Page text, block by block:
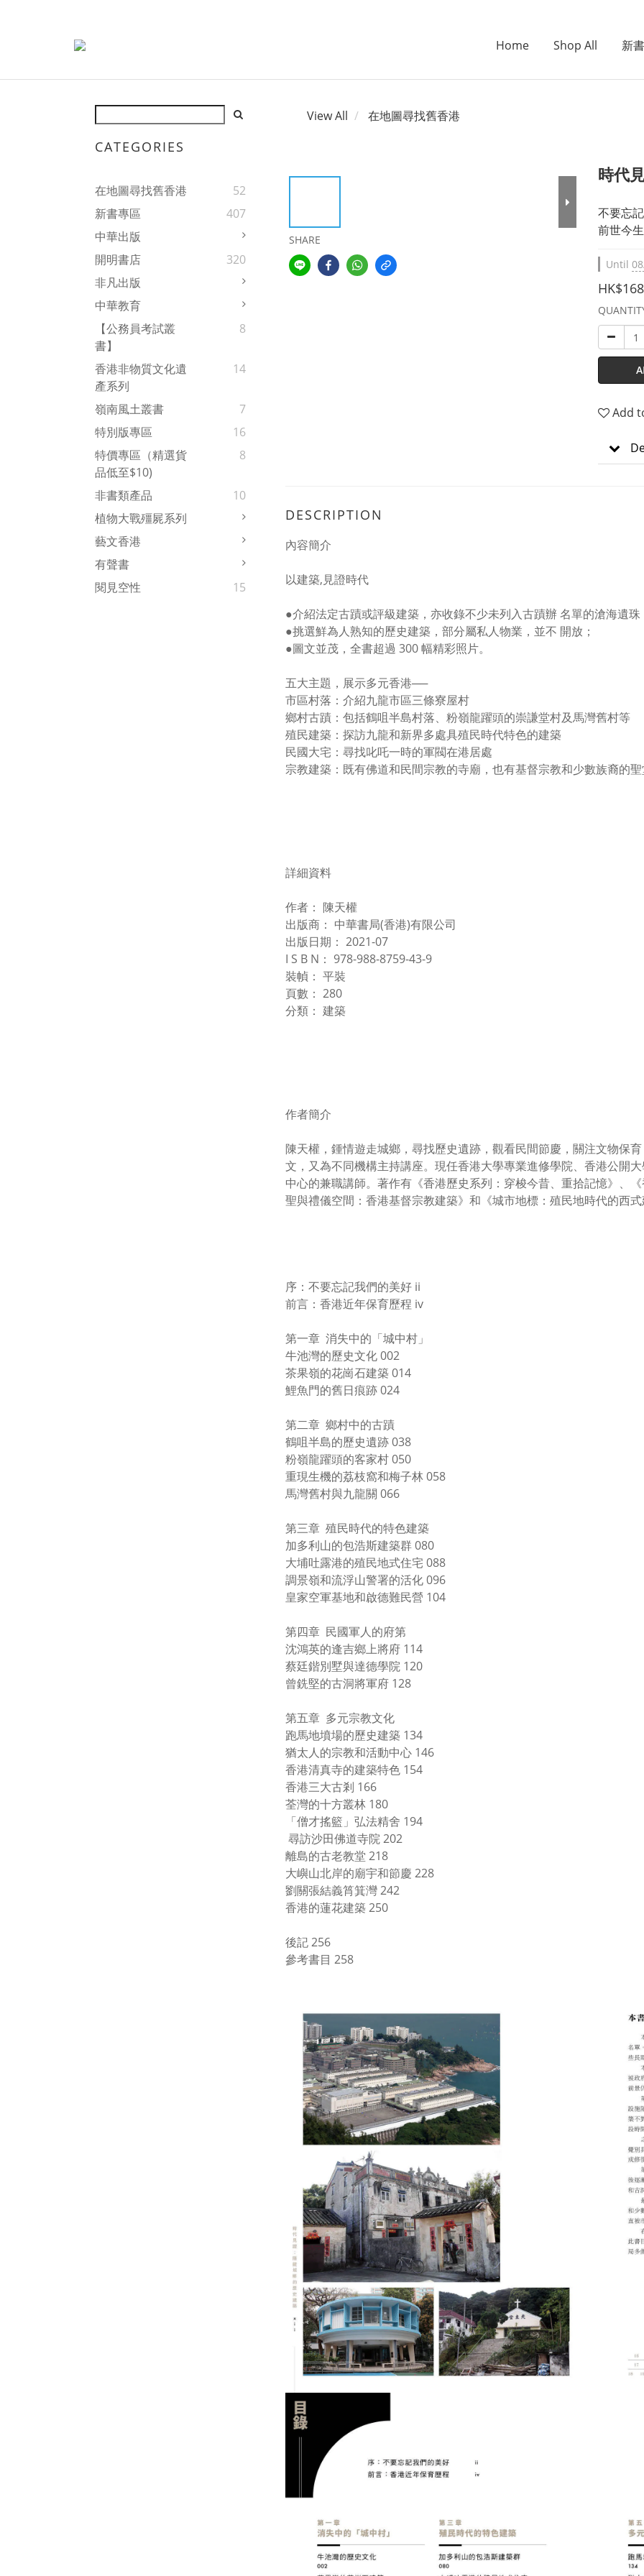
Home Shop All 新
CATEGORIES
在地圖尋找舊香港
52
新書專區
407
中華出版
開明書店
320
非凡出版
中華教育
【公務員考試叢
書】
8
香港非物質文化遺
產系列
14
嶺南風土叢書
7
特別版專區
16
特價專區（精選貨
品低至$10)
8
非書類產品
10
植物大戰殭屍系列
藝文香港
有聲書
閱見空性
15
View All 在地圖尋找舊香港
SHARE
時代
不要忘
前世今
Until
Add
DESCRIPTION
內容簡介
以建築,見證時代
●介紹法定古蹟或評級建築，亦收錄不少未列入古蹟辦 名單的滄海遺珠
●挑選鮮為人熟知的歷史建築，部分屬私人物業，並不 開放；
●圖文並茂，全書超過 300 幅精彩照片。
五大主題，展示多元香港──
市區村落：介紹九龍市區三條寮屋村
鄉村古蹟：包括鶴咀半島村落、粉嶺龍躍頭的崇謙堂村及馬灣舊村等
殖民建築：探訪九龍和新界多處具殖民時代特色的建築
民國大宅：尋找叱吒一時的軍閥在港居處
宗教建築：既有佛道和民間宗教的寺廟，也有基督宗教和少數族裔的
詳細資料
作者： 陳天權
出版商： 中華書局(香港)有限公司
出版日期： 2021-07
I S B N： 978-988-8759-43-9
裝幀： 平裝
頁數： 280
分類： 建築
作者簡介
陳天權，鍾情遊走城鄉，尋找歷史遺跡，觀看民間節慶，關注文物保
文，又為不同機構主持講座。現任香港大學專業進修學院、香港公開
中心的兼職講師。著作有《香港歷史系列：穿梭今昔、重拾記憶》、
聖與禮儀空間：香港基督宗教建築》和《城市地標：殖民地時代的西
序：不要忘記我們的美好 ii
前言：香港近年保育歷程 iv
第一章 消失中的「城中村」
牛池灣的歷史文化 002
茶果嶺的花崗石建築 014
鯉魚門的舊日痕跡 024
第二章 鄉村中的古蹟
鶴咀半島的歷史遺跡 038
粉嶺龍躍頭的客家村 050
重現生機的荔枝窩和梅子林 058
馬灣舊村與九龍關 066
第三章 殖民時代的特色建築
加多利山的包浩斯建築群 080
大埔吐露港的殖民地式住宅 088
調景嶺和流浮山警署的活化 096
皇家空軍基地和啟德難民營 104
第四章 民國軍人的府第
沈鴻英的逢吉鄉上將府 114
蔡廷鍇別墅與達德學院 120
曾銑堅的古洞將軍府 128
第五章 多元宗教文化
跑馬地墳場的歷史建築 134
猶太人的宗教和活動中心 146
香港清真寺的建築特色 154
香港三大古剎 166
荃灣的十方叢林 180
「僧才搖籃」弘法精舍 194
尋訪沙田佛道寺院 202
離島的古老教堂 218
大嶼山北岸的廟宇和節慶 228
劉關張結義筲箕灣 242
香港的蓮花建築 250
後記 256
參考書目 258